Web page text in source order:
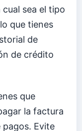
sea el tipo
que tienes
de
de crédito
que
la factura
pagos. Evite